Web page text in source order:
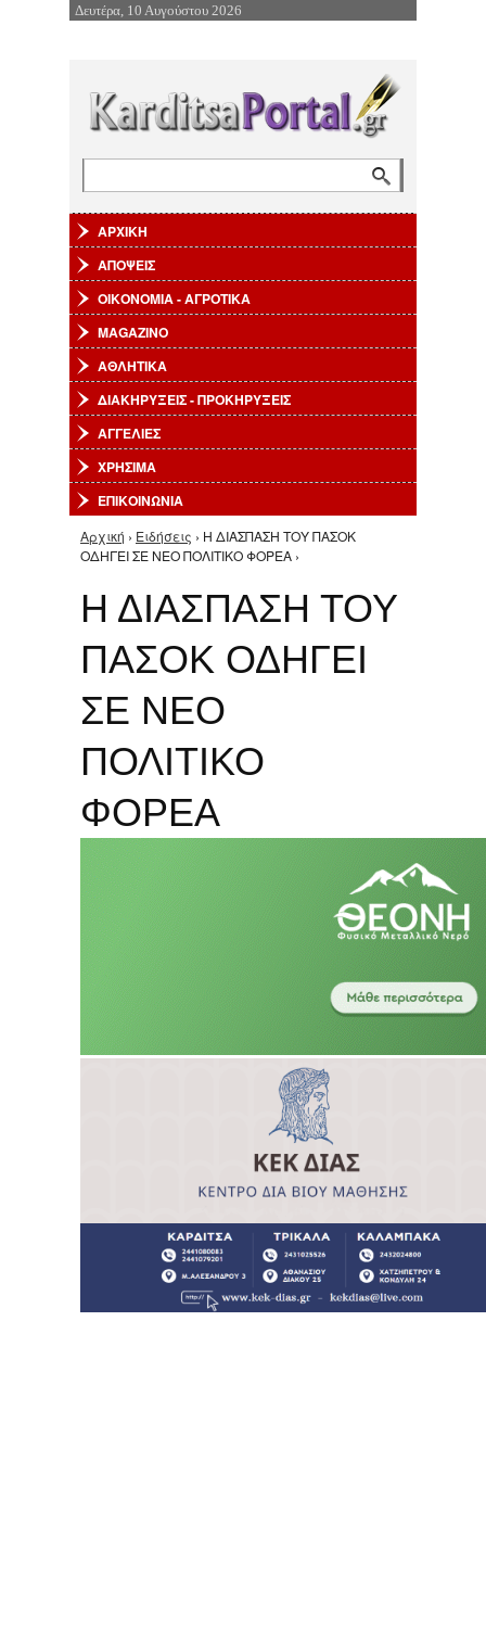
Επιστροφή στην Πλοήγηση
Δευτέρα, 10 Αυγούστου 2026
ΑΡΧΙΚΗ
ΑΠΟΨΕΙΣ
ΟΙΚΟΝΟΜΙΑ - ΑΓΡΟΤΙΚΑ
MAGAZINO
ΑΘΛΗΤΙΚΑ
ΔΙΑΚΗΡΥΞΕΙΣ - ΠΡΟΚΗΡΥΞΕΙΣ
ΑΓΓΕΛΙΕΣ
ΧΡΗΣΙΜΑ
ΕΠΙΚΟΙΝΩΝΙΑ
Είστε εδώ
Αρχική › Ειδήσεις › Η ΔΙΑΣΠΑΣΗ ΤΟΥ ΠΑΣΟΚ
ΟΔΗΓΕΙ ΣΕ ΝΕΟ ΠΟΛΙΤΙΚΟ ΦΟΡΕΑ ›
Η ΔΙΑΣΠΑΣΗ ΤΟΥ
ΠΑΣΟΚ ΟΔΗΓΕΙ
ΣΕ ΝΕΟ
ΠΟΛΙΤΙΚΟ
ΦΟΡΕΑ